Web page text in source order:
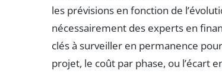
les prévisions en fonction de
nécessairement des experts en
clés à surveiller en permanence
projet, le coût par phase, ou l’écart